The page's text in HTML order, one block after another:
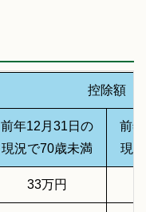
控除額
前年12月31日の
現況で70歳未満
前
現
33万円